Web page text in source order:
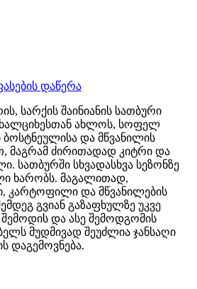
დაწერა
სარქის შაინიანის სათბური
ახლოს, სოფელ
ბოსტნეულისა და მწვანილის
მაგრამ ძირითადად კიტრი და
სათბურში სხვადასხვა სეზონზე
ხარობს. მაგალითად,
კარტოფილი და მწვანილების
გვიან გაზაფხულზე უკვე
და ასე შემოდგომის
მუდმივად შეუძლია ჯანსაღი
დაგემოვნება.